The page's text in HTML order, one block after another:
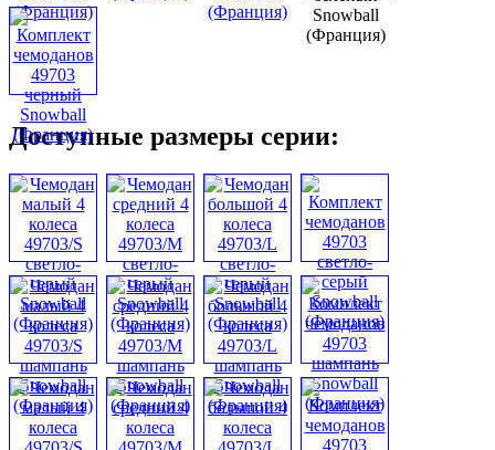
Доступные размеры серии: